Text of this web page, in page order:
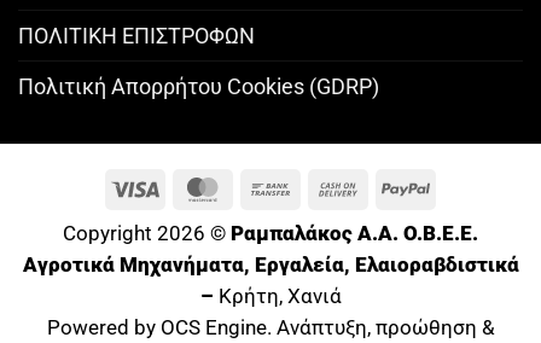
ΠΟΛΙΤΙΚΗ ΕΠΙΣΤΡΟΦΩΝ
Πολιτική Απορρήτου Cookies (GDRP)
Visa MasterCard
Bank
Transfer
Cash
PayPal
Copyright 2026 © Ραμπαλάκος A.A. O.B.E.E.
Αγροτικά Μηχανήματα, Εργαλεία, Ελαιοραβδιστικά
– Κρήτη, Χανιά
Powered by OCS Engine. Ανάπτυξη, προώθηση &